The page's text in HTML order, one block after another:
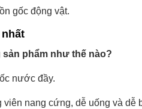
gốc động vật.
phẩm như thế nào?
nước đầy.
nang cứng, dễ uống và dễ